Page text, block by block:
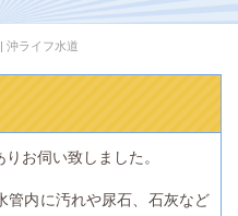
沖ライフ水道
お伺い致しました。
管内に汚れや尿石、石灰など